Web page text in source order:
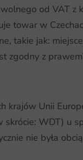
od VAT z
towar w
takie jak:
zgodny z
krajów Unii
WDT) u
nie była